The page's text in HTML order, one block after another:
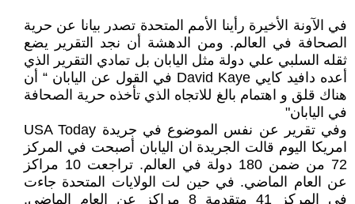
في الآونة الأخيرة رأينا الأمم المتحدة تصدر بيانا عن حرية
الصحافة في العالم. ومن الدهشة أن نجد التقرير يضع
ثقله السلبي علي دولة مثل اليابان بل تمادي التقرير الذي
أعده دافيد كايي David Kaye في القول عن اليابان “ أن
هناك قلق و اهتمام بالغ للاتجاه الذي تأخذه حرية الصحافة
في اليابان"
وفي تقرير عن نفس الموضوع في جريدة USA Today
امريكا اليوم قالت الجريدة ان اليابان أصبحت في المركز
72 من ضمن 180 دولة في العالم. تراجعت 10 مراكز
عن العام الماضي. في حين لت الولايات المتحدة جاءت
في المركز 41 متقدمة 8 مراكز عن العام الماضي.